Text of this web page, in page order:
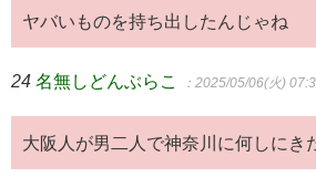
ヤバいものを持ち出したんじゃね
24 名無しどんぶらこ ：2025/05/06(火)
大阪人が男二人で神奈川に何しにき